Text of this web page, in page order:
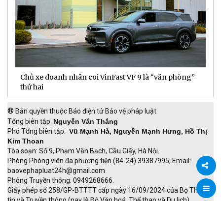
Chia
TTC Energy được vinh danh Top 50 Nhãn hiệu Nổi
tiếng Việt Nam 2026
® Bản quyền thuộc Báo điện tử Bảo vệ pháp luật
Tổng biên tập: Nguyễn Văn Thắng
Phó Tổng biên tập: Vũ Mạnh Hà, Nguyễn Mạnh Hưng, Hồ Thị
Kim Thoan
Tòa soạn: Số 9, Phạm Văn Bạch, Cầu Giấy, Hà Nội.
Phòng Phóng viên đa phương tiện (84-24) 39387995; Email:
baovephapluat24h@gmail.com
Phòng Truyền thông: 0949268666.
Giấy phép số 258/GP-BTTTT cấp ngày 16/09/2024 của Bộ Thông